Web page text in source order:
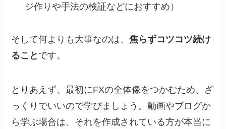
ジ作りや手法の検証などにおすすめ）
そして何よりも大事なのは、焦らずコツコツ続け
ること です。
とりあえず、最初にFXの全体像をつかむため、ざ
っくりでいいので学びましょう。動画やブログか
ら学ぶ場合は、それを作成されている方が本当に